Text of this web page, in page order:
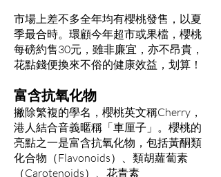
市場上差不多全年均有櫻桃發售，以夏
季最合時。環顧今年超市或果檔，櫻桃
每磅約售30元，雖非廉宜，亦不昂貴，
花點錢便換來不俗的健康效益，划算！
富含抗氧化物
撇除繁複的學名，櫻桃英文稱Cherry，
港人結合音義暱稱「車厘子」。櫻桃的
亮點之一是富含抗氧化物，包括黃酮類
化合物（Flavonoids）、類胡蘿蔔素
（Carotenoids）、花青素